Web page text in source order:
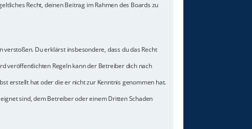
Recht, deinen Beitrag im Rahmen des Boards zu
Du erklärst insbesondere, dass du das Recht
veröffentlichten Regeln kann der Betreiber dich nach
erstellt hat oder die er nicht zur Kenntnis genommen hat.
sind, dem Betreiber oder einem Dritten Schaden